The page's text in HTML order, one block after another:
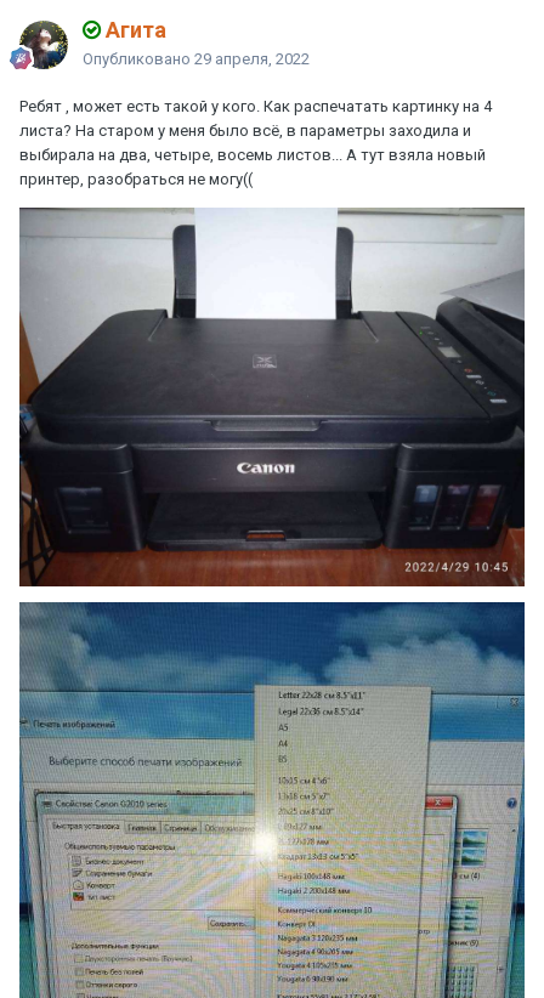
Агита
Опубликовано 29 апреля, 2022
Ребят , может есть такой у кого. Как распечатать картинку на 4
листа? На старом у меня было всё, в параметры заходила и
выбирала на два, четыре, восемь листов... А тут взяла новый
принтер, разобраться не могу((